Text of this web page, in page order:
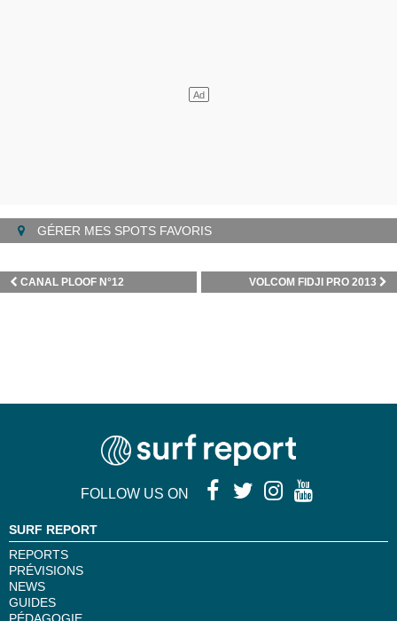
GÉRER MES SPOTS FAVORIS
VOLCOM FIDJI PRO 2013
CANAL PLOOF N°12
FOLLOW US ON
SURF REPORT
REPORTS
PRÉVISIONS
NEWS
GUIDES